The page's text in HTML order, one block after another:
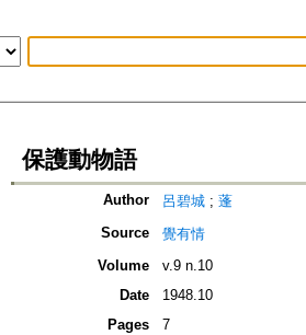
保護動物語
Author 呂碧城 ; 蓬
Source
覺有情
Volume
v.9 n.10
Date
1948.10
Pages
7